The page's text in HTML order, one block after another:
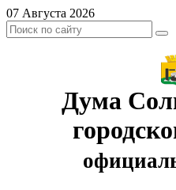
07 Августа 2026
Дума